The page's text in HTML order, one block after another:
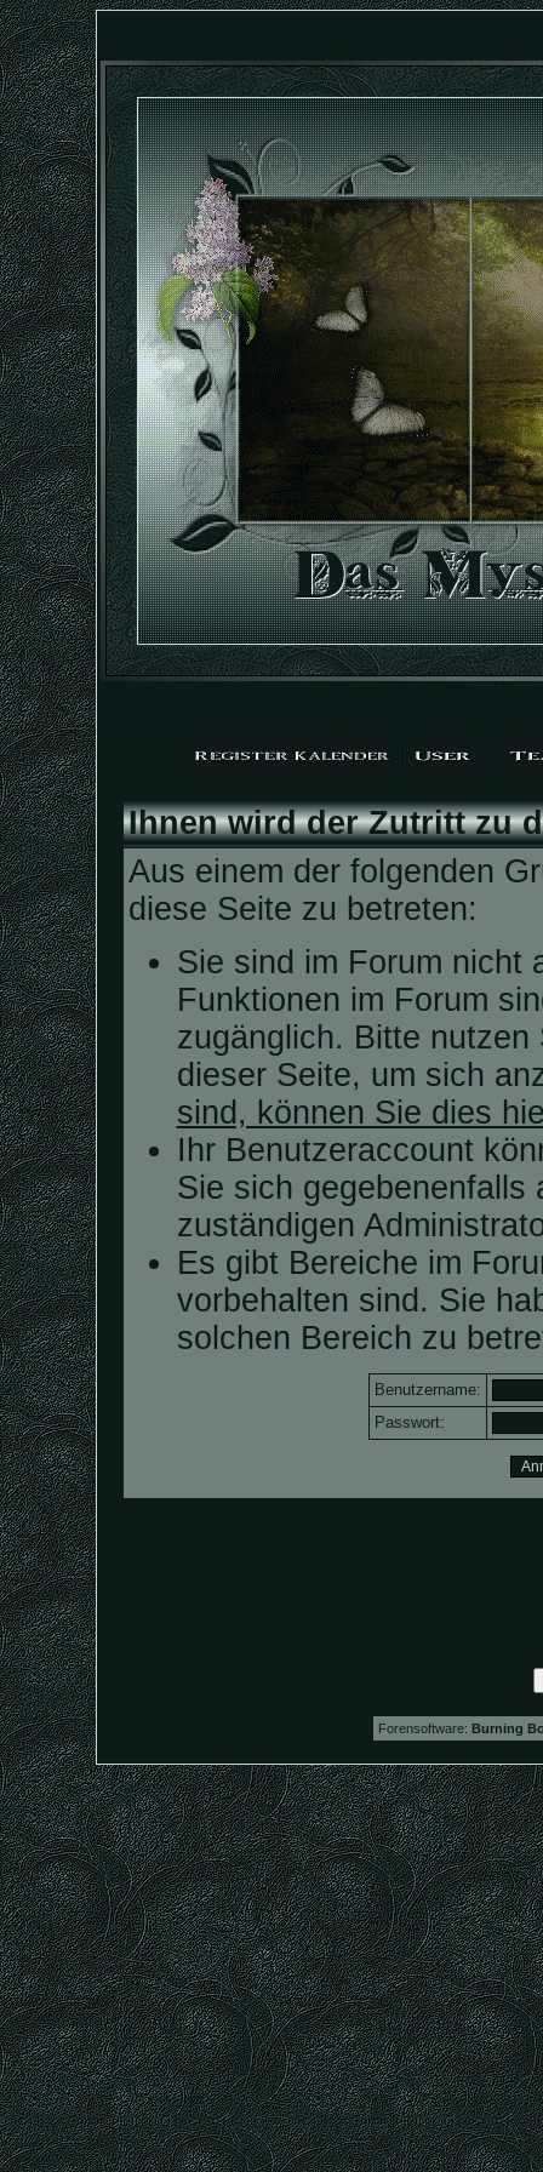
Ihnen wird der Zutritt zu
Aus einem der folgenden
diese Seite zu betreten:
Sie sind im Forum nicht
Funktionen im Forum
zugänglich. Bitte
dieser Seite, um sich
sind, können Sie dies
Ihr Benutzeraccount
Sie sich gegebenenfalls
zuständigen
Es gibt Bereiche im
vorbehalten sind. Sie
solchen Bereich zu
Benutzername:
Passwort:
Forensoftware: Burning